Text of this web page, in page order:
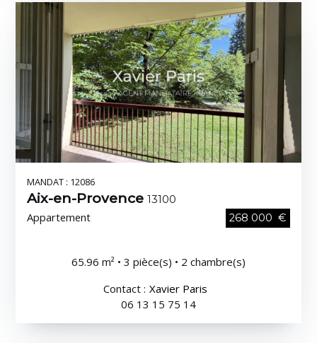
MANDAT : 12086
Aix-en-Provence13100
Appartement 268 000 €
65.96 m² • 3 pièce(s) • 2 chambre(s)
Contact : Xavier Paris
06 13 15 75 14